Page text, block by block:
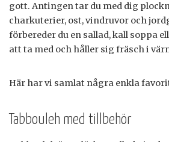
gott. Antingen tar du med dig
charkuterier, ost, vindruvor och
förbereder du en sallad, kall soppa
att ta med och håller sig fräsch i
Här har vi samlat några enkla
Tabbouleh med tillbehör